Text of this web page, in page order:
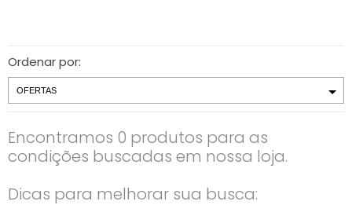
Ordenar por:
Encontramos 0 produtos para as
condições buscadas em nossa loja.
Dicas para melhorar sua busca: